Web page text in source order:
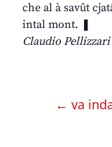
che al à savût
intal mont. ❚
Claudio Pellizzari
← va